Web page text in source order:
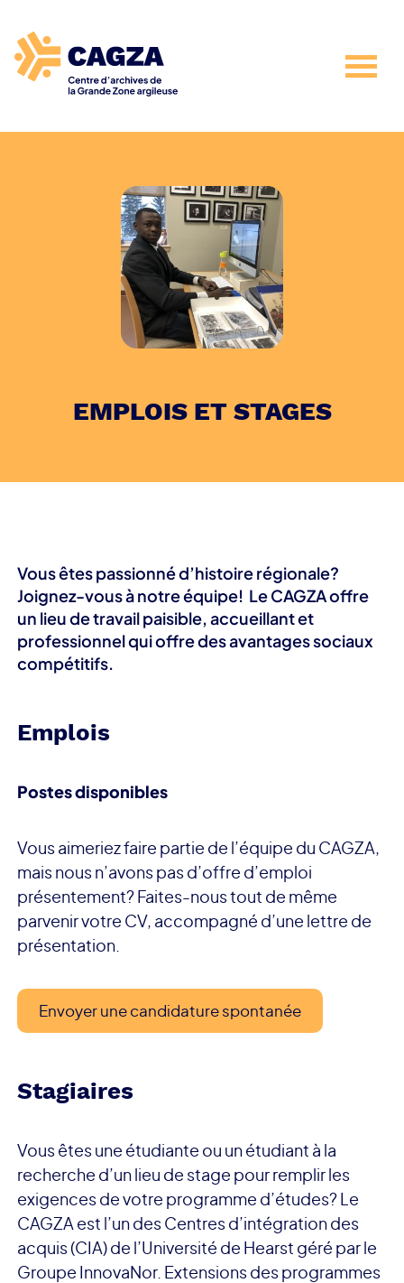
EMPLOIS ET STAGES
Vous êtes passionné d’histoire régionale?
Joignez-vous à notre équipe! Le CAGZA offre
un lieu de travail paisible, accueillant et
professionnel qui offre des avantages sociaux
compétitifs.
Emplois
Postes disponibles
Vous aimeriez faire partie de l’équipe du CAGZA,
mais nous n’avons pas d’offre d’emploi
présentement? Faites-nous tout de même
parvenir votre CV, accompagné d’une lettre de
présentation.
Envoyer une candidature spontanée
Stagiaires
Vous êtes une étudiante ou un étudiant à la
recherche d’un lieu de stage pour remplir les
exigences de votre programme d’études? Le
CAGZA est l’un des Centres d’intégration des
acquis (CIA) de l’Université de Hearst géré par le
Groupe InnovaNor. Extensions des programmes